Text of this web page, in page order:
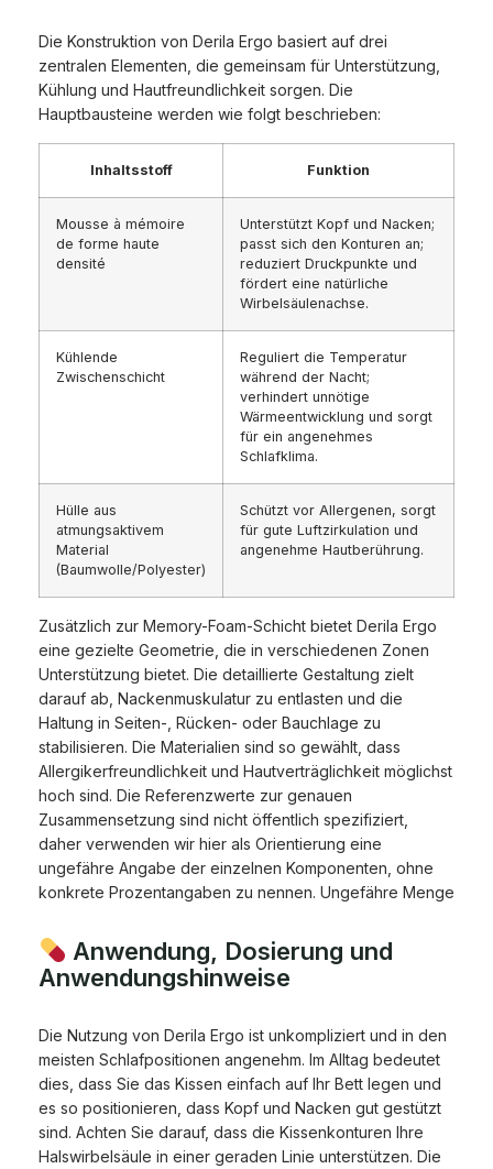
Die Konstruktion von Derila Ergo basiert auf drei
zentralen Elementen, die gemeinsam für Unterstützung,
Kühlung und Hautfreundlichkeit sorgen. Die
Hauptbausteine werden wie folgt beschrieben:
Inhaltsstoff Funktion
Mousse à mémoire
de forme haute
densité
Unterstützt Kopf und Nacken;
passt sich den Konturen an;
reduziert Druckpunkte und
fördert eine natürliche
Wirbelsäulenachse.
Kühlende
Zwischenschicht
Reguliert die Temperatur
während der Nacht;
verhindert unnötige
Wärmeentwicklung und sorgt
für ein angenehmes
Schlafklima.
Hülle aus
atmungsaktivem
Material
(Baumwolle/Polyester)
Schützt vor Allergenen, sorgt
für gute Luftzirkulation und
angenehme Hautberührung.
Zusätzlich zur Memory-Foam-Schicht bietet Derila Ergo
eine gezielte Geometrie, die in verschiedenen Zonen
Unterstützung bietet. Die detaillierte Gestaltung zielt
darauf ab, Nackenmuskulatur zu entlasten und die
Haltung in Seiten-, Rücken- oder Bauchlage zu
stabilisieren. Die Materialien sind so gewählt, dass
Allergikerfreundlichkeit und Hautverträglichkeit möglichst
hoch sind. Die Referenzwerte zur genauen
Zusammensetzung sind nicht öffentlich spezifiziert,
daher verwenden wir hier als Orientierung eine
ungefähre Angabe der einzelnen Komponenten, ohne
konkrete Prozentangaben zu nennen. Ungefähre Menge
Anwendung, Dosierung und
Anwendungshinweise
Die Nutzung von Derila Ergo ist unkompliziert und in den
meisten Schlafpositionen angenehm. Im Alltag bedeutet
dies, dass Sie das Kissen einfach auf Ihr Bett legen und
es so positionieren, dass Kopf und Nacken gut gestützt
sind. Achten Sie darauf, dass die Kissenkonturen Ihre
Halswirbelsäule in einer geraden Linie unterstützen. Die